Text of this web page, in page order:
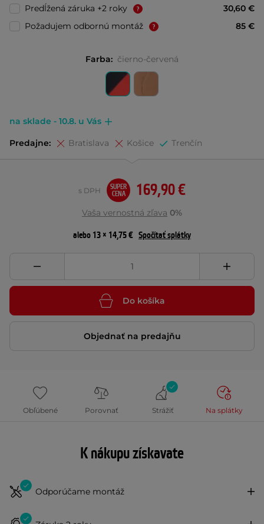
Predĺžená záruka +2 roky
30,60 €
Požadujem odbornú montáž
85 €
Farba: čierno-červená
na sklade - 10.8. u Vás
Predajne: Bratislava Košice Trenčín
169,90 €
s DPH
SUPER
CENA
Vaša vernostná zľava 0%
alebo 13 × 14,75 € Spočítať splátky
Do košíka
Objednať na predajňu
Obľúbené Porovnať Strážiť Na splátky
K nákupu získavate
Odporúčame montáž